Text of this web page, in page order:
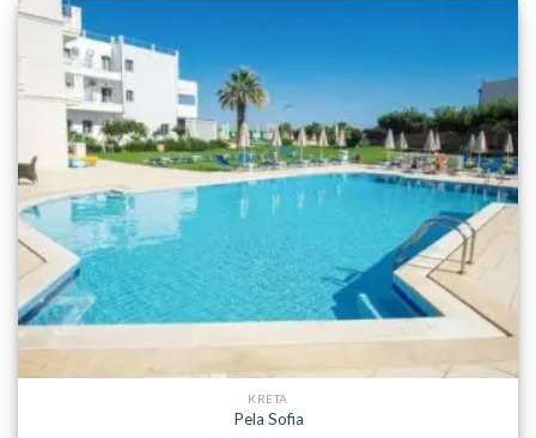
KRETA
Pela Sofia